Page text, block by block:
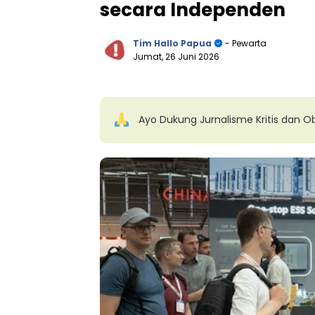
secara Independen
Tim Hallo Papua
- Pewarta
Jumat, 26 Juni 2026
Ayo Dukung Jurnalisme Kritis dan